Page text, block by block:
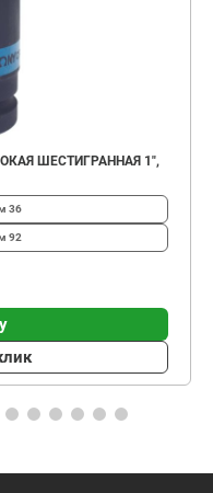
ШЕСТИГРАННАЯ 1",
36
92